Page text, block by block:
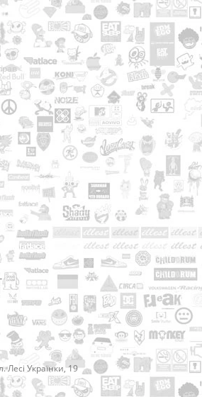
Лесі Українки, 19